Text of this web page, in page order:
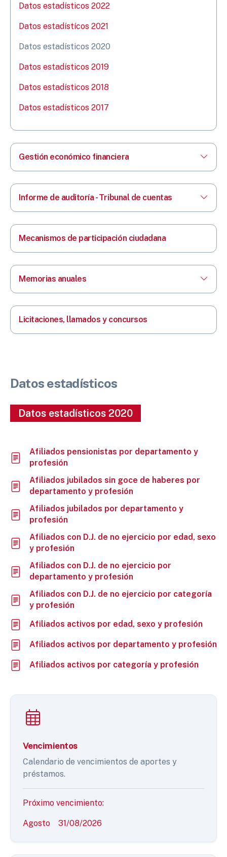
Datos estadísticos 2022
Datos estadístícos 2021
Datos estadísticos 2020
Datos estadísticos 2019
Datos estadísticos 2018
Datos estadísticos 2017
Gestión económico financiera
Informe de auditoría - Tribunal de cuentas
Mecanismos de participación ciudadana
Memorias anuales
Licitaciones, llamados y concursos
Datos estadísticos
Datos estadísticos 2020
Afiliados pensionistas por departamento y
profesión
Afiliados jubilados sin goce de haberes por
departamento y profesión
Afiliados jubilados por departamento y
profesión
Afiliados con D.J. de no ejercicio por edad, sexo
y profesión
Afiliados con D.J. de no ejercicio por
departamento y profesión
Afiliados con D.J. de no ejercicio por categoría
y profesión
Afiliados activos por edad, sexo y profesión
Afiliados activos por departamento y profesión
Afiliados activos por categoría y profesión
Vencimientos
Calendario de vencimientos de aportes y
préstamos.
Próximo vencimiento:
Agosto 31/08/2026